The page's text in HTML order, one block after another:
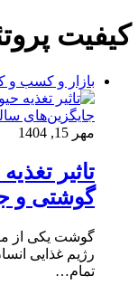
کیفیت
بازار و کسب و
مهر 15, 1404
تاثیر
گوشتی و
گوشت یکی از
رژیم غذایی
تمام…